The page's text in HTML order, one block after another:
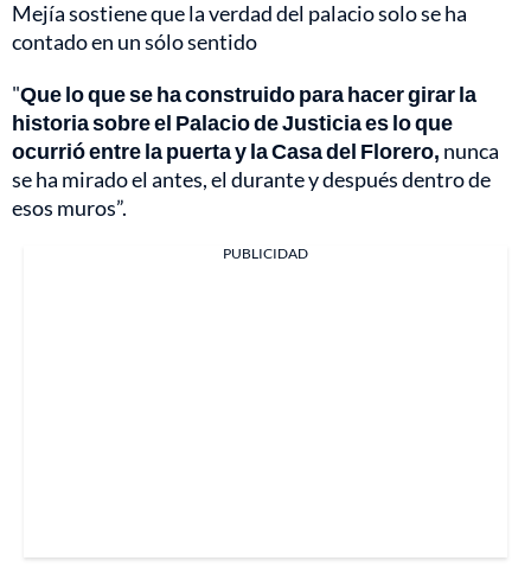
Mejía sostiene que la verdad del palacio solo se ha
contado en un sólo sentido
"Que lo que se ha construido para hacer girar la
historia sobre el Palacio de Justicia es lo que
ocurrió entre la puerta y la Casa del Florero, nunca
se ha mirado el antes, el durante y después dentro de
esos muros”.
PUBLICIDAD